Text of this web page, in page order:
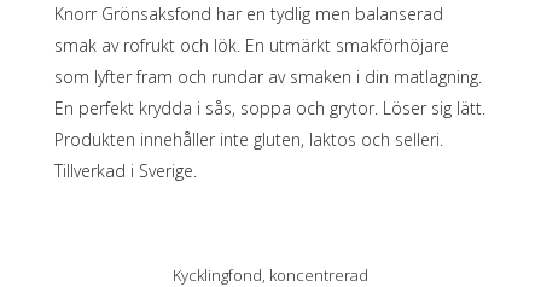
Knorr Grönsaksfond har en tydlig men balanserad
smak av rofrukt och lök. En utmärkt smakförhöjare
som lyfter fram och rundar av smaken i din matlagning.
En perfekt krydda i sås, soppa och grytor. Löser sig lätt.
Produkten innehåller inte gluten, laktos och selleri.
Tillverkad i Sverige.
Kycklingfond, koncentrerad